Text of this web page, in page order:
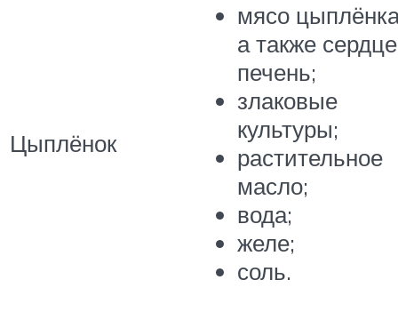
Цыплёнок
мясо
а также
печень;
злаковые
культуры;
растительное
масло;
вода;
желе;
соль.